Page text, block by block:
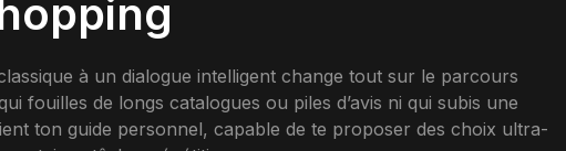
à un dialogue intelligent change tout sur le parcours
fouilles de longs catalogues ou piles d’avis ni qui subis une
ton guide personnel, capable de te proposer des choix ultra-